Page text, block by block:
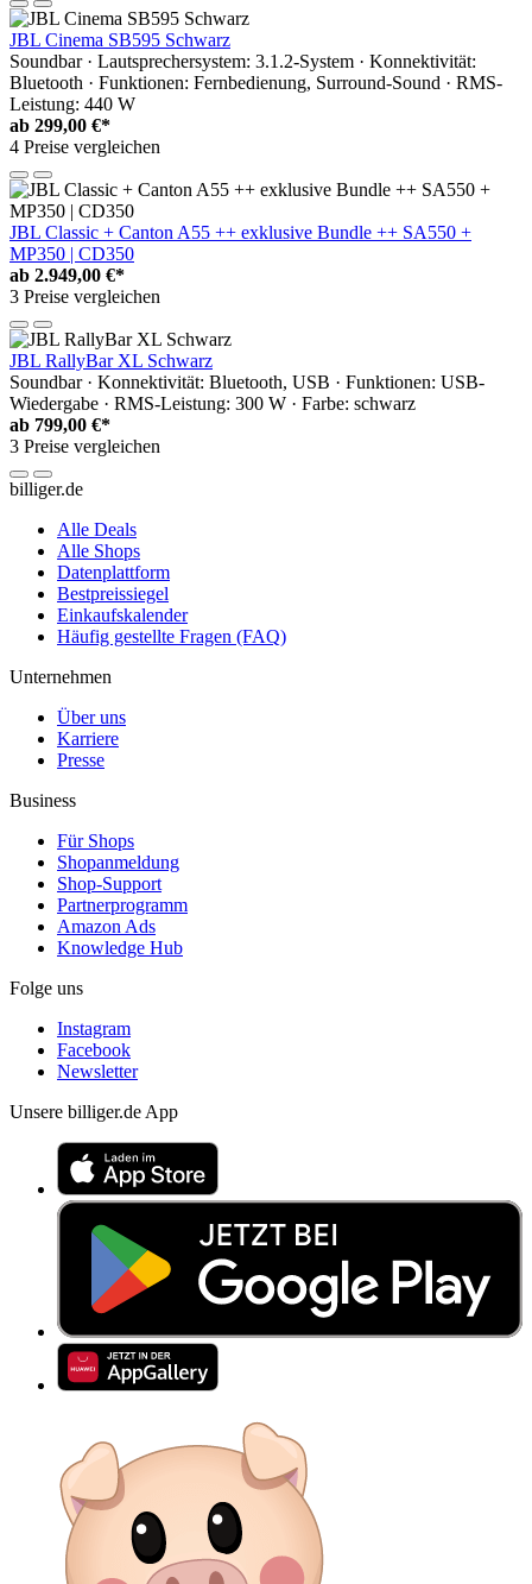
JBL Cinema SB595 Schwarz
Soundbar · Lautsprechersystem: 3.1.2-System · Konnektivität:
Bluetooth · Funktionen: Fernbedienung, Surround-Sound · RMS-
Leistung: 440 W
ab 299,00 €*
4 Preise vergleichen
JBL Classic + Canton A55 ++ exklusive Bundle ++ SA550 +
MP350 | CD350
ab 2.949,00 €*
3 Preise vergleichen
JBL RallyBar XL Schwarz
Soundbar · Konnektivität: Bluetooth, USB · Funktionen: USB-
Wiedergabe · RMS-Leistung: 300 W · Farbe: schwarz
ab 799,00 €*
3 Preise vergleichen
billiger.de
Alle Deals
Alle Shops
Datenplattform
Bestpreissiegel
Einkaufskalender
Häufig gestellte Fragen (FAQ)
Unternehmen
Über uns
Karriere
Presse
Business
Für Shops
Shopanmeldung
Shop-Support
Partnerprogramm
Amazon Ads
Knowledge Hub
Folge uns
Instagram
Facebook
Newsletter
Unsere billiger.de App